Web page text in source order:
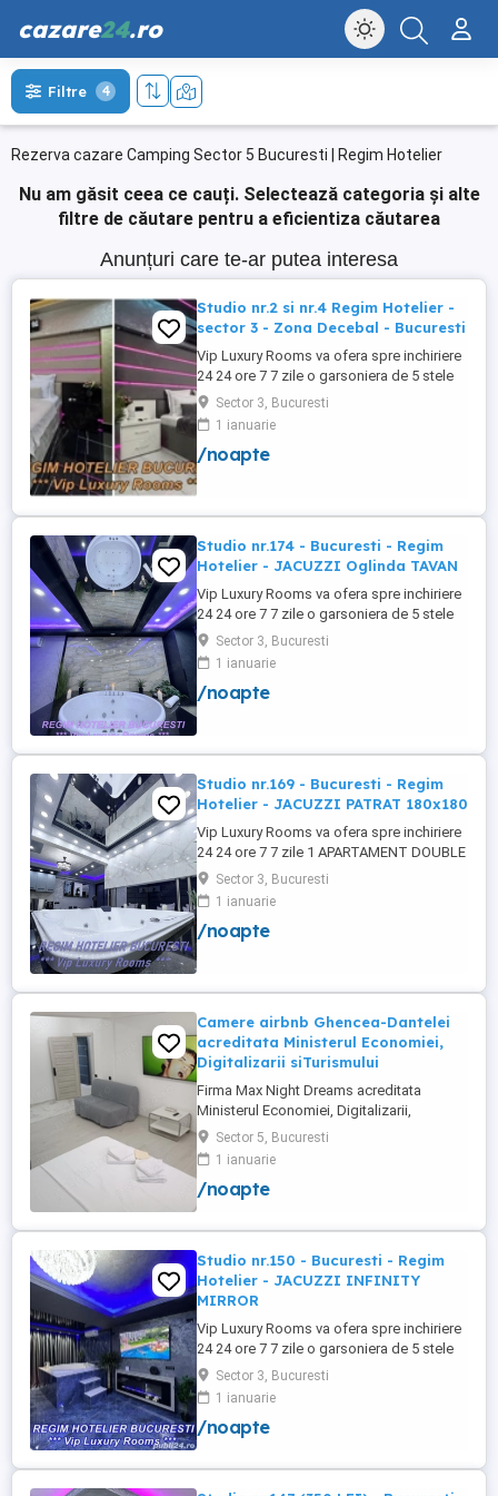
cazare24.ro
Rezerva cazare Camping Sector 5 Bucuresti | Regim Hotelier
Filtre 4
Nu am găsit ceea ce cauți. Selectează categoria și alte
filtre de căutare pentru a eficientiza căutarea
Anunțuri care te-ar putea interesa
Studio nr.2 si nr.4 Regim Hotelier -
sector 3 - Zona Decebal - Bucuresti
Vip Luxury Rooms va ofera spre inchiriere
24 24 ore 7 7 zile o garsoniera de 5 stele
Luxoase cu un desing unic si deosebit in
Sector 3 Bucuresti . Garsoniera se alfa in
Complex Rezidential Nou . Monitorizare
Video in Complex ( de la Politia Locala
Sector 3, Bucuresti
1 ianuarie
/noapte
Studio nr.174 - Bucuresti - Regim
Hotelier - JACUZZI Oglinda TAVAN
Vip Luxury Rooms va ofera spre inchiriere
24 24 ore 7 7 zile o garsoniera de 5 stele
Luxoase cu un desing unic si deosebit in
Sector 3 Bucuresti . Garsoniera se alfa in
Complex Rezidential Nou . Acces Bariera
Monitorizare Video in Complex ( de la
Sector 3, Bucuresti
1 ianuarie
/noapte
Studio nr.169 - Bucuresti - Regim
Hotelier - JACUZZI PATRAT 180x180
Vip Luxury Rooms va ofera spre inchiriere
24 24 ore 7 7 zile 1 APARTAMENT DOUBLE
ROOMS de 5 stele Luxoasa cu un desing
unic si deosebit in Sector 3 Bucuresti .
APARTAMENTUL se alfa in Complex
Rezidential Nou . Acces Bariera
Sector 3, Bucuresti
1 ianuarie
/noapte
Camere airbnb Ghencea-Dantelei
acreditata Ministerul Economiei,
Digitalizarii siTurismului
Firma Max Night Dreams acreditata
Ministerul Economiei, Digitalizarii,
Antreprenoriatului si Turismului închiriază
in regim hotelier in zona Drumul Taberei -
Ghencea diferite tipuri de camere Camera
single cu o suprafață totală de 16mp
cu o suprafață totală de ...
Sector 5, Bucuresti
1 ianuarie
/noapte
Studio nr.150 - Bucuresti - Regim
Hotelier - JACUZZI INFINITY
MIRROR
Vip Luxury Rooms va ofera spre inchiriere
24 24 ore 7 7 zile o garsoniera de 5 stele
Luxoase cu un desing unic si deosebit in
Sector 3 Bucuresti . Garsoniera se alfa in
Complex Rezidential Nou . Acces Bariera
Monitorizare Video in Complex ( de la
PRIVAT in complex ...
Sector 3, Bucuresti
1 ianuarie
/noapte